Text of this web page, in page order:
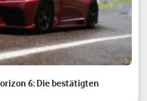
6: Die bestätigten